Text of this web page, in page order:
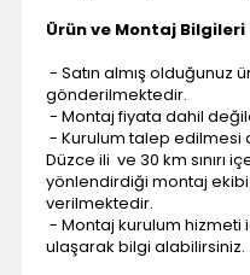
Ürün ve Montaj Bilgileri
- Satın almış olduğunuz
gönderilmektedir.
- Montaj fiyata dahil
- Kurulum talep edilmesi
Düzce ili ve 30 km sınırı
yönlendirdiği montaj
verilmektedir.
- Montaj kurulum hizmeti
ulaşarak bilgi alabilirsiniz.